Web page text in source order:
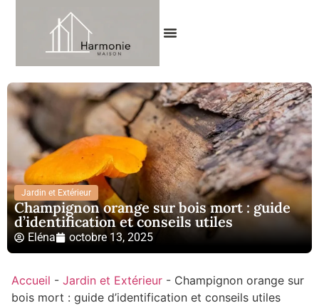
Jardin et Extérieur
Champignon orange sur bois mort : guide
d’identification et conseils utiles
Eléna octobre 13, 2025
Accueil - Jardin et Extérieur - Champignon orange sur
bois mort : guide d’identification et conseils utiles